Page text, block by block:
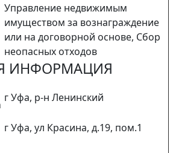
Управление недвижимым
имуществом за вознаграждение
или на договорной основе, Сбор
неопасных отходов
ИНФОРМАЦИЯ
г Уфа, р-н Ленинский
г Уфа, ул Красина, д.19, пом.1